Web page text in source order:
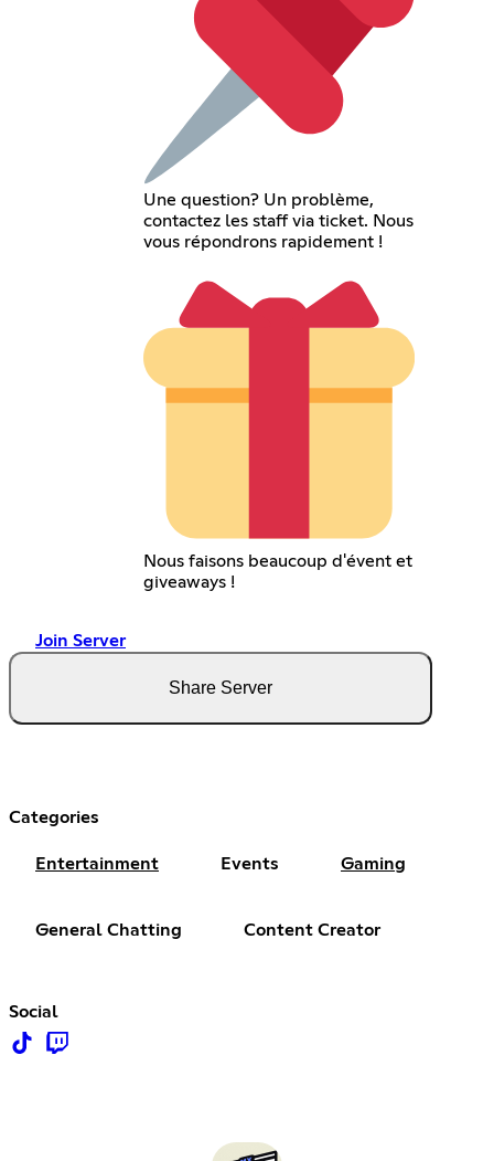
Une question? Un problème,
contactez les staff via ticket. Nous
vous répondrons rapidement !
Nous faisons beaucoup d'évent et
giveaways !
Join Server
Share Server
Categories
Entertainment Events Gaming
General Chatting Content Creator
Social